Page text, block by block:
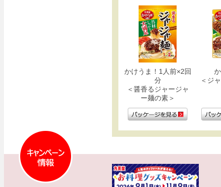
かけうま！1人前×2回
分
＜醤香るジャージャ
ー麺の素＞
＜ジ